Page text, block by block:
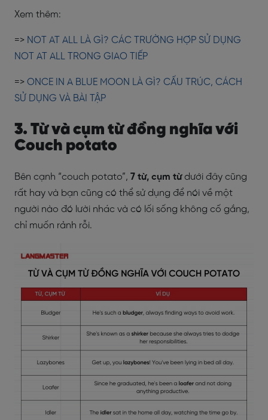
Xem thêm:
=> NOT AT ALL LÀ GÌ? CÁC TRƯỜNG HỢP SỬ DỤNG
NOT AT ALL TRONG GIAO TIẾP
=> ONCE IN A BLUE MOON LÀ GÌ? CẤU TRÚC, CÁCH
SỬ DỤNG VÀ BÀI TẬP
3. Từ và cụm từ đồng nghĩa với
Couch potato
Bên cạnh “couch potato”, 7 từ, cụm từdưới đây cũng
rất hay và bạn cũng có thể sử dụng để nói về một
người nào đó lười nhác và có lối sống không cố gắng,
chỉ muốn rảnh rỗi.